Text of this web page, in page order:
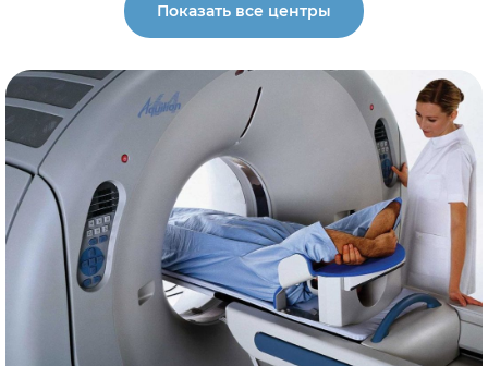
Показать все центры